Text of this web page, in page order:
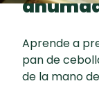
Aprende a
pan de
de la mano